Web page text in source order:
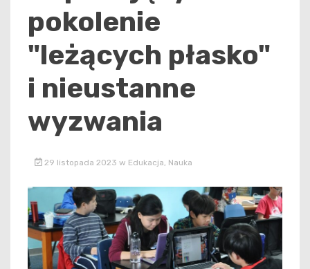
pokolenie
"leżących płasko"
i nieustanne
wyzwania
29 listopada 2023 w Edukacja Nauka